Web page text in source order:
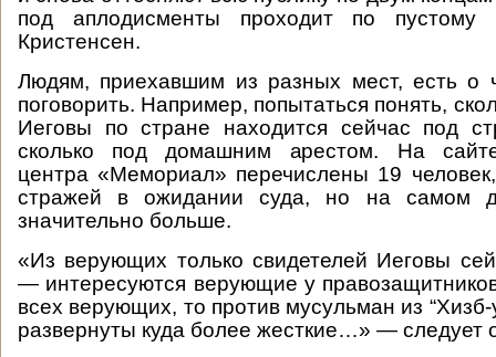
под аплодисменты проходит по пустому
Кристенсен.
Людям, приехавшим из разных мест, есть о
поговорить. Например, попытаться понять,
Иеговы по стране находится сейчас под
сколько под домашним арестом. На
центра «Мемориал» перечислены 19
стражей в ожидании суда, но на самом
значительно больше.
«Из верующих только свидетелей Иеговы
— интересуются верующие у
всех верующих, то против мусульман из “Хизб-
развернуты куда более жесткие…» — следует